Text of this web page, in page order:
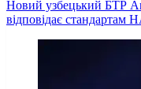
Новий узбецький БТР
відповідає стандартам